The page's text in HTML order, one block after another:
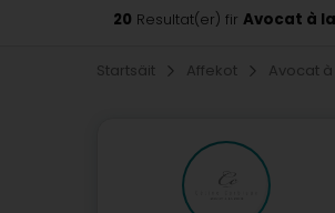
20 Resultat(er) fir Avocat à
Startsäit Affekot Avocat à